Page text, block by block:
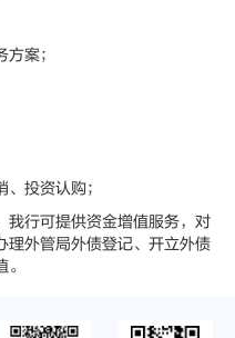
案；
投资认购；
行可提供资金增值服务，对
理外管局外债登记、开立外债